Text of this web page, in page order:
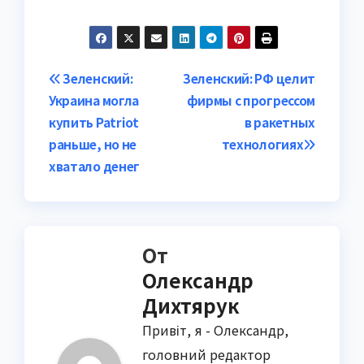
Навигация
по
записям
Зеленский: РФ целит
фирмы с прогрессом
в ракетных
технологиях
Зеленский:
Украина могла
купить Patriot
раньше, но не
хватало денег
От
Олександр
Дихтярук
Привіт, я - Олександр,
головний редактор